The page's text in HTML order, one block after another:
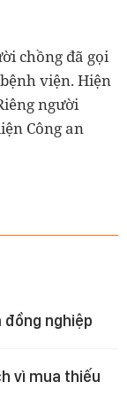
chồng đã gọi
viện. Hiện
người
Công an
nghiệp
vì mua thiếu